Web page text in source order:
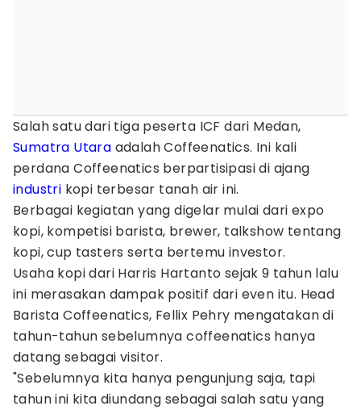
Salah satu dari tiga peserta ICF dari Medan,
Sumatra Utara adalah Coffeenatics. Ini kali
perdana Coffeenatics berpartisipasi di ajang
industri kopi terbesar tanah air ini.
Berbagai kegiatan yang digelar mulai dari expo
kopi, kompetisi barista, brewer, talkshow tentang
kopi, cup tasters serta bertemu investor.
Usaha kopi dari Harris Hartanto sejak 9 tahun lalu
ini merasakan dampak positif dari even itu. Head
Barista Coffeenatics, Fellix Pehry mengatakan di
tahun-tahun sebelumnya coffeenatics hanya
datang sebagai visitor.
"Sebelumnya kita hanya pengunjung saja, tapi
tahun ini kita diundang sebagai salah satu yang